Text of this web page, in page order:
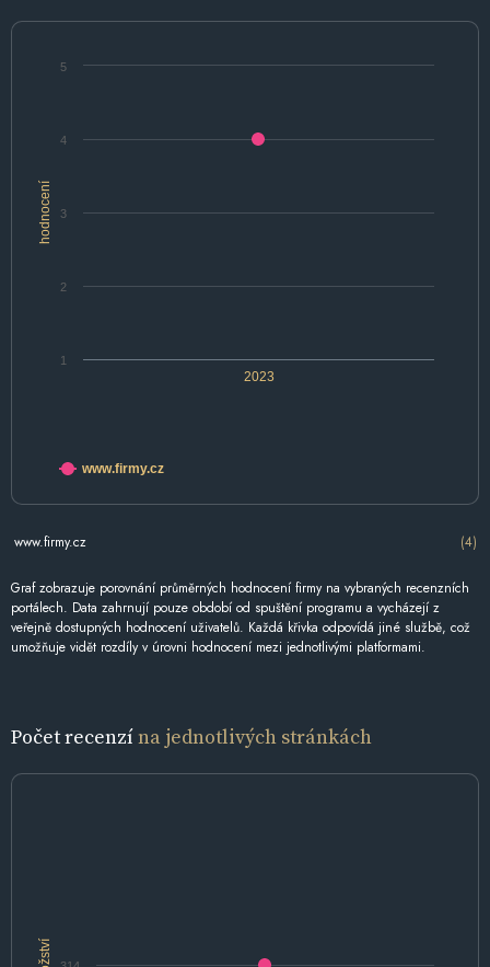
hodnocení
2023
1
2
3
4
5
www.firmy.cz
www.firmy.cz (4)
Graf zobrazuje porovnání průměrných hodnocení firmy na vybraných recenzních
portálech. Data zahrnují pouze období od spuštění programu a vycházejí z
veřejně dostupných hodnocení uživatelů. Každá křivka odpovídá jiné službě, což
umožňuje vidět rozdíly v úrovni hodnocení mezi jednotlivými platformami.
Počet recenzína jednotlivých stránkách